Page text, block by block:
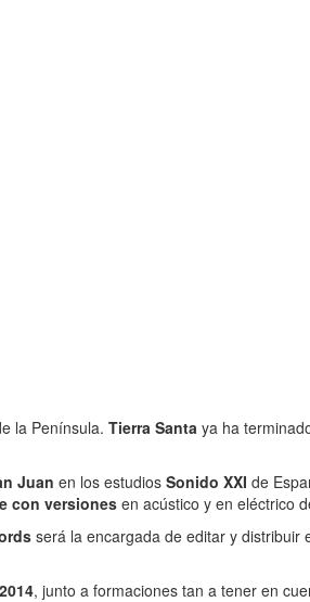
la Península. Tierra Santa ya ha
Juan en los estudios Sonido XXI de
con versiones en acústico y en eléctrico
será la encargada de editar y distribuir
, junto a formaciones tan a tener en